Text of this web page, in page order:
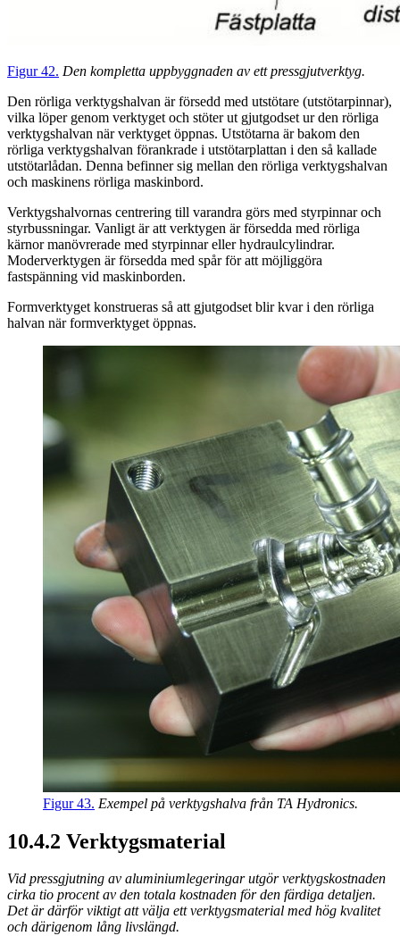
Figur 42. Den kompletta uppbyggnaden av ett pressgjutverktyg.
Den rörliga verktygshalvan är försedd med utstötare (utstötarpinnar),
vilka löper genom verktyget och stöter ut gjutgodset ur den rörliga
verktygshalvan när verktyget öppnas. Utstötarna är bakom den
rörliga verktygshalvan förankrade i utstötarplattan i den så kallade
utstötarlådan. Denna befinner sig mellan den rörliga verktygshalvan
och maskinens rörliga maskinbord.
Verktygshalvornas centrering till varandra görs med styrpinnar och
styrbussningar. Vanligt är att verktygen är försedda med rörliga
kärnor manövrerade med styrpinnar eller hydraulcylindrar.
Moderverktygen är försedda med spår för att möjliggöra
fastspänning vid maskinborden.
Formverktyget konstrueras så att gjutgodset blir kvar i den rörliga
halvan när formverktyget öppnas.
Figur 43. Exempel på verktygshalva från TA Hydronics.
10.4.2 Verktygsmaterial
Vid pressgjutning av aluminiumlegeringar utgör verktygskostnaden
cirka tio procent av den totala kostnaden för den färdiga detaljen.
Det är därför viktigt att välja ett verktygsmaterial med hög kvalitet
och därigenom lång livslängd.